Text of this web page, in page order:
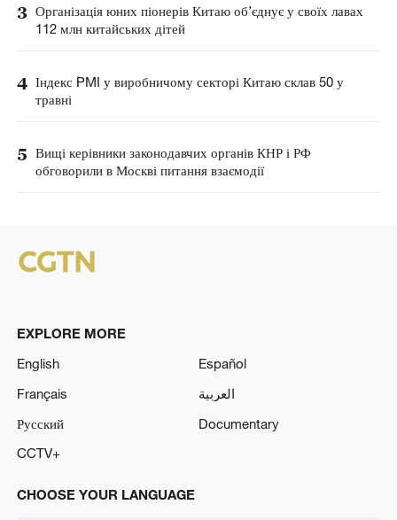
3 Організація юних піонерів Китаю об’єднує у своїх лавах
112 млн китайських дітей
4 Індекс PMI у виробничому секторі Китаю склав 50 у
травні
5 Вищі керівники законодавчих органів КНР і РФ
обговорили в Москві питання взаємодії
EXPLORE MORE
English
Español
Français
العربية
Русский
Documentary
CCTV+
CHOOSE YOUR LANGUAGE